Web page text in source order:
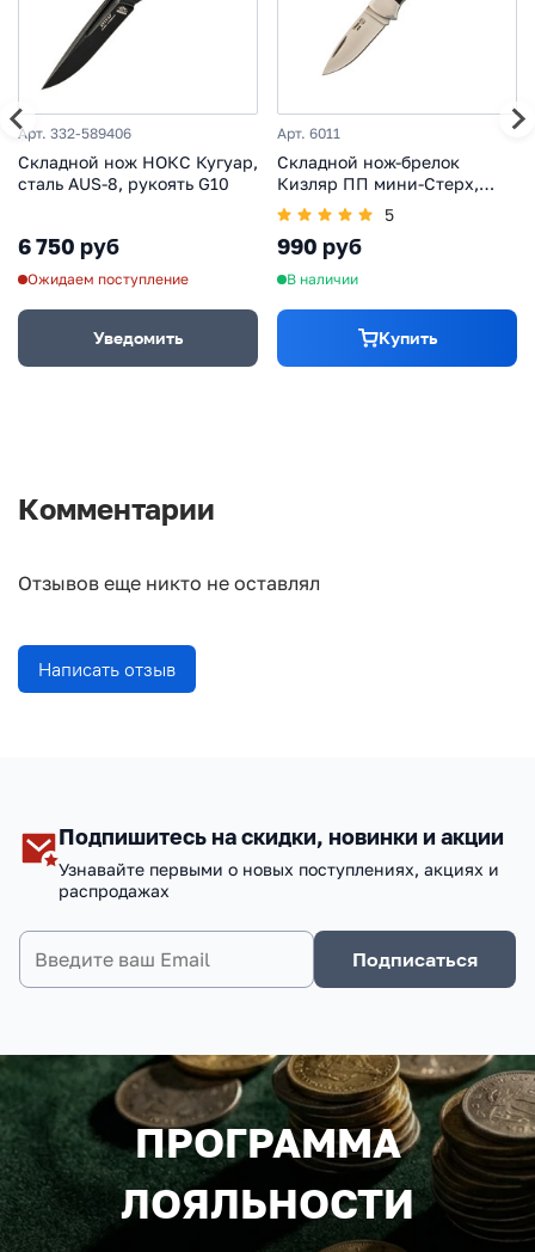
Арт. 332-589406
Складной нож НОКС Кугуар,
сталь AUS-8, рукоять G10
6 750 руб
Ожидаем поступление
Уведомить
Арт. 6011
Складной нож-брелок
Кизляр ПП мини-Стерх,
сталь AUS-8, рукоять орех
5
990 руб
В наличии
Купить
Комментарии
Отзывов еще никто не оставлял
Написать отзыв
Подпишитесь на скидки, новинки и акции
Узнавайте первыми о новых поступлениях, акциях и
распродажах
Подписаться
ПРОГРАММА
ЛОЯЛЬНОСТИ